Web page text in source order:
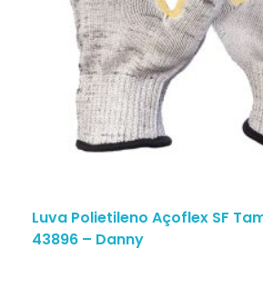
Luva Polietileno Açoflex SF
43896 – Danny